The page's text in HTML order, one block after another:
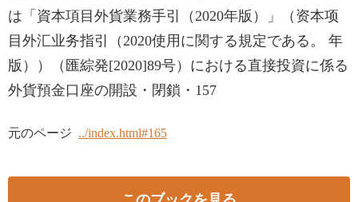
は「資本項目外貨業務手引（2020年版）」（资本项
目外汇业务指引（2020使用に関する規定である。 年
版））（匯綜発[2020]89号）における直接投資に係る
外貨預金口座の開設・閉鎖・157
元のページ ../index.html#165